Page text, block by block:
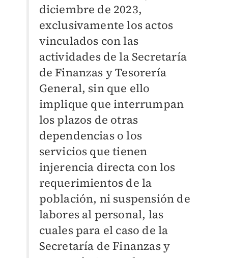
diciembre de 2023,
exclusivamente los actos
vinculados con las
actividades de la Secretaría
de Finanzas y Tesorería
General, sin que ello
implique que interrumpan
los plazos de otras
dependencias o los
servicios que tienen
injerencia directa con los
requerimientos de la
población, ni suspensión de
labores al personal, las
cuales para el caso de la
Secretaría de Finanzas y